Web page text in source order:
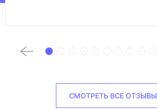
СМОТРЕТЬ ВСЕ ОТЗЫВЫ